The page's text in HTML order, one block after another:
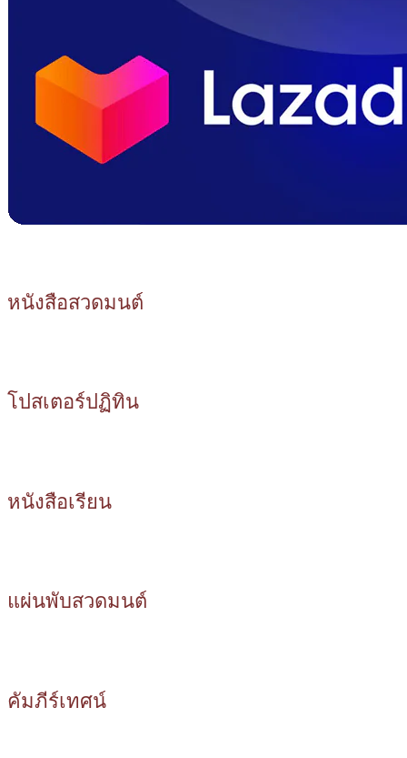
หนังสือสวดมนต์
โปสเตอร์ปฏิทิน
หนังสือเรียน
แผ่นพับสวดมนต์
คัมภีร์เทศน์